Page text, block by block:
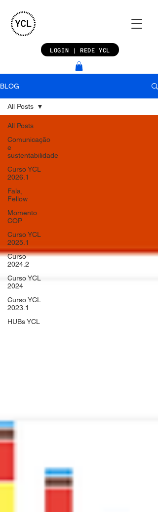
LOGIN | REDE YCL
BLOG
All Posts
Comunicação
e
sustentabilidade
Curso YCL
2026.1
Fala,
Fellow
Momento
COP
Curso YCL
2025.1
Curso
2024.2
Curso YCL
2024
Curso YCL
2023.1
HUBs YCL
All Posts